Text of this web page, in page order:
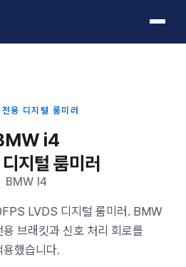
용 디지털 룸미러
i4
지털 룸미러
BMW I4
LVDS 디지털 룸미러. BMW
브래킷과 신호 처리 회로를
용했습니다.